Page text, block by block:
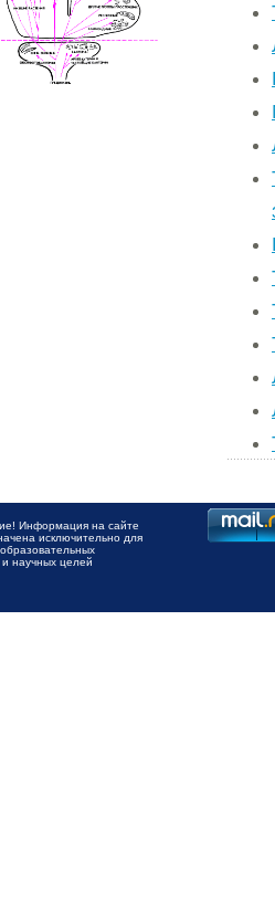
Информация на сайте
исключительно для
образовательных
и научных целей